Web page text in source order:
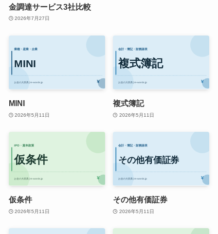
金調達サービス3社比較
2026年7月27日
MINI
2026年5月11日
複式簿記
2026年5月11日
仮条件
2026年5月11日
その他有価証券
2026年5月11日